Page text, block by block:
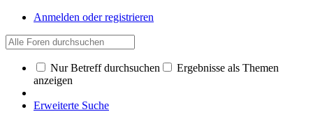
Anmelden oder registrieren
Nur Betreff durchsuchen
Ergebnisse als Themen
anzeigen
Erweiterte Suche